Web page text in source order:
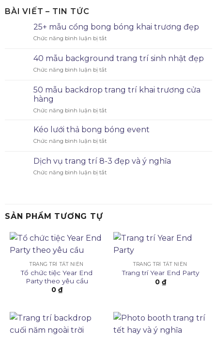
BÀI VIẾT – TIN TỨC
25+ mẫu cổng bong bóng khai trương đẹp
Chức năng bình luận bị tắt
40 mẫu background trang trí sinh nhật đẹp
Chức năng bình luận bị tắt
50 mẫu backdrop trang trí khai trương cửa
hàng
Chức năng bình luận bị tắt
Kéo lưới thả bong bóng event
Chức năng bình luận bị tắt
Dịch vụ trang trí 8-3 đẹp và ý nghĩa
Chức năng bình luận bị tắt
SẢN PHẨM TƯƠNG TỰ
TRANG TRÍ TẤT NIÊN
Tổ chức tiệc Year End
Party theo yêu cầu
0 ₫
TRANG TRÍ TẤT NIÊN
Trang trí Year End Party
0 ₫